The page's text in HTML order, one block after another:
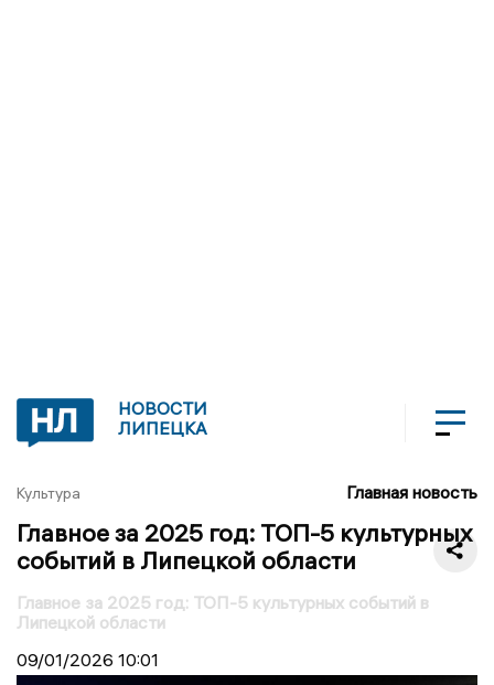
НОВОСТИ
ЛИПЕЦКА
Культура Главная новость
Главное за 2025 год: ТОП-5 культурных
событий в Липецкой области
Главное за 2025 год: ТОП-5 культурных событий в
Липецкой области
09/01/2026 10:01